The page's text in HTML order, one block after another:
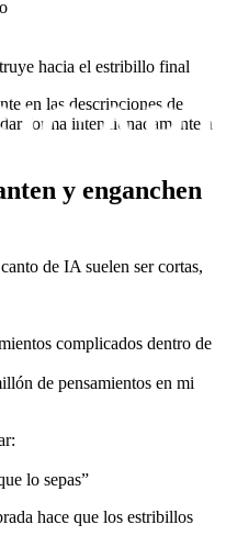
hacia el estribillo final
en las descripciones de
forma intencionadamente a
y enganchen
de IA suelen ser cortas,
complicados dentro de
de pensamientos en mi
lo sepas”
hace que los estribillos